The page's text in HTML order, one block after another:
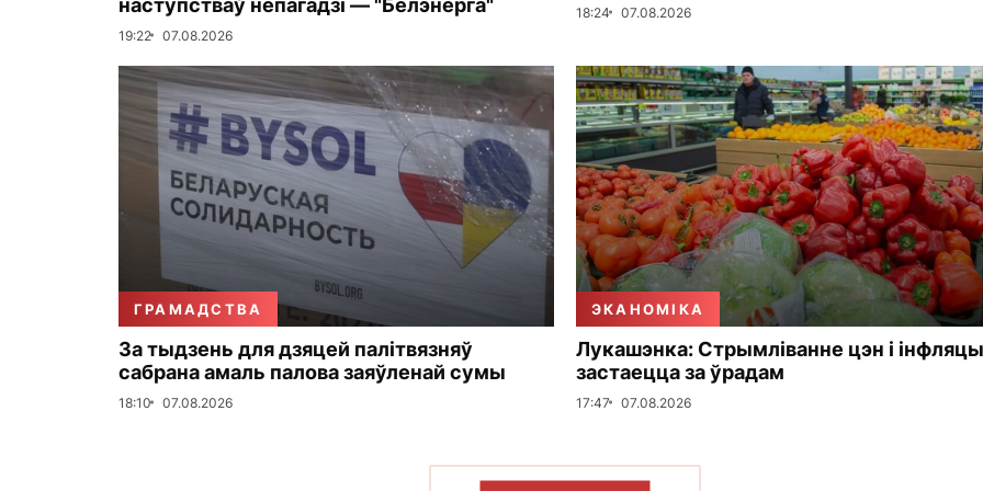
19:22 07.08.2026
18:24 07.08.2026
ГРАМАДСТВА
За тыдзень для дзяцей палітвязняў
сабрана амаль палова заяўленай сумы
18:10 07.08.2026
ЭКАНОМІКА
Лукашэнка: Стрымліванне цэн і
застаецца за ўрадам
17:47 07.08.2026